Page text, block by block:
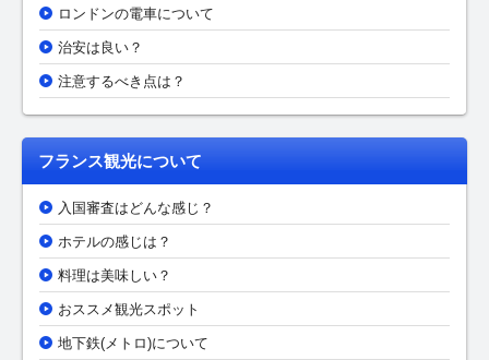
ロンドンの電車について
治安は良い？
注意するべき点は？
フランス観光について
入国審査はどんな感じ？
ホテルの感じは？
料理は美味しい？
おススメ観光スポット
地下鉄(メトロ)について